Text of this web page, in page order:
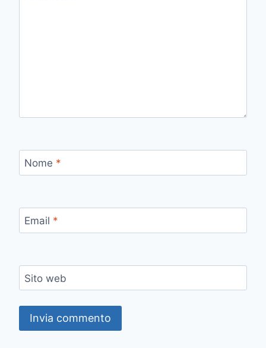
Nome *
Email *
Sito web